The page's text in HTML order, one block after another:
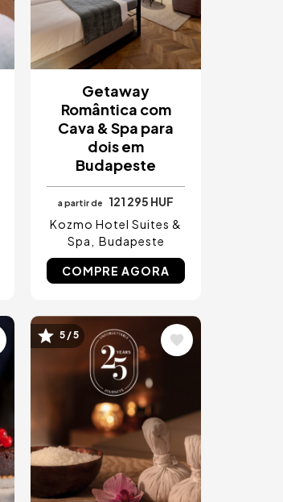
Getaway
Romântica com
Cava & Spa para
dois em
Budapeste
a partir de
121 295 HUF
Kozmo Hotel Suites &
Spa
Budapeste
COMPRE AGORA
Imagem
5 / 5